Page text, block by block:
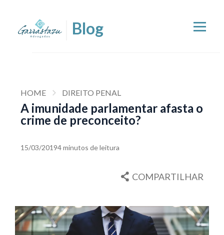
HOME DIREITO PENAL
A imunidade parlamentar afasta o
crime de preconceito?
15/03/20194 minutos de leitura
COMPARTILHAR